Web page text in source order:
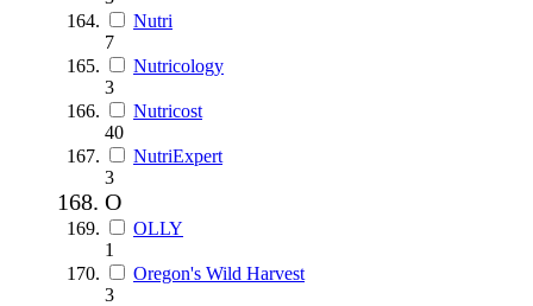
Nutri
7
Nutricology
3
Nutricost
40
NutriExpert
3
O
OLLY
1
Oregon's Wild Harvest
3